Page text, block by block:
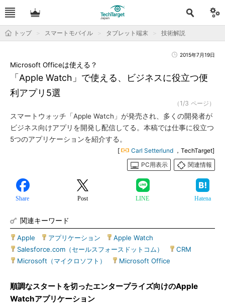
トップ スマートモバイル タブレット端末 技術解説
2015年7月19日
「Apple Watch」で使える、ビジネスに役立つ便
利アプリ5選
Microsoft Officeは使える？
（1/3 ページ）
スマートウォッチ「Apple Watch」が発売され、多くの開発者が
ビジネス向けアプリを開発し配信してる。本稿では仕事に役立つ
5つのアプリケーションを紹介する。
[ Carl Setterlund ，TechTarget]
PC用表示
関連情報
Share Post LINE Hatena
関連キーワード
Apple アプリケーション Apple Watch
Salesforce.com（セールスフォースドットコム）
CRM
Microsoft（マイクロソフト）
Microsoft Office
順調なスタートを切ったエンタープライズ向けのApple
Watchアプリケーション